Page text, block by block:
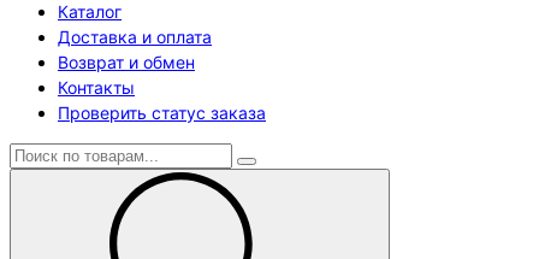
Каталог
Доставка и оплата
Возврат и обмен
Контакты
Проверить статус заказа